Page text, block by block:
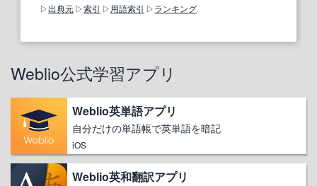
出典元 索引 用語索引 ランキング
Weblio公式学習アプリ
Weblio英単語アプリ
自分だけの単語帳で英単語を暗記
iOS
Weblio英和翻訳アプリ